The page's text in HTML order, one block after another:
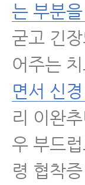
는 부분
굳고 긴
어주는
면서 신
리 이완
우 부드
령 협착